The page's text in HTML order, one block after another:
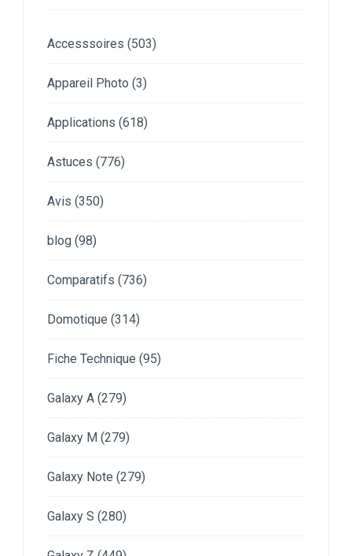
Accesssoires (503)
Appareil Photo (3)
Applications (618)
Astuces (776)
Avis (350)
blog (98)
Comparatifs (736)
Domotique (314)
Fiche Technique (95)
Galaxy A (279)
Galaxy M (279)
Galaxy Note (279)
Galaxy S (280)